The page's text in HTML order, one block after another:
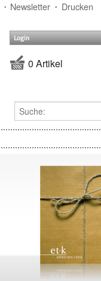
Newsletter Drucken
Login
0 Artikel